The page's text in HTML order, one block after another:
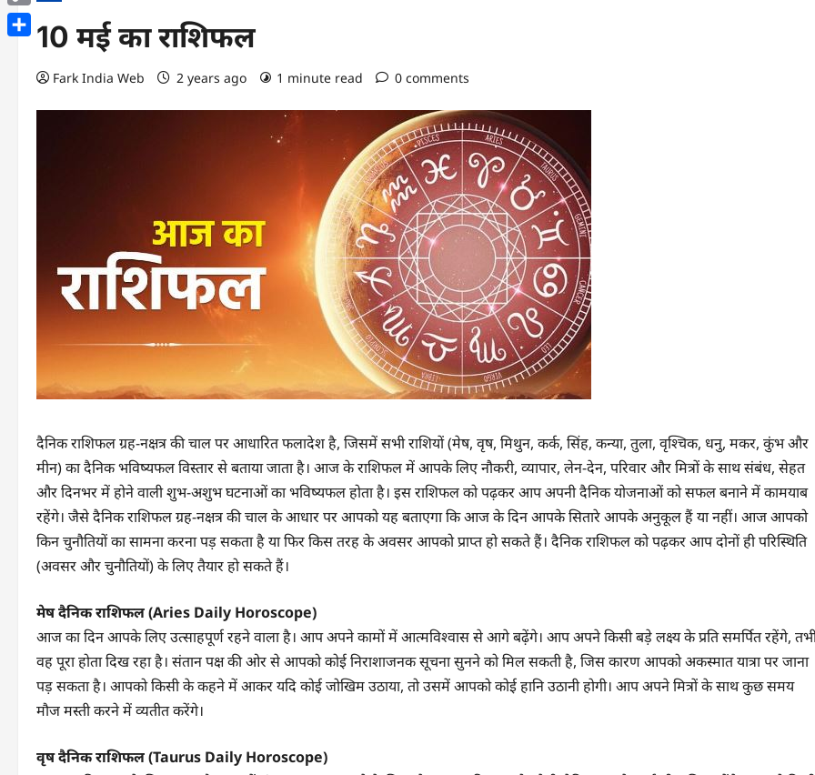
10 मई का राशिफल
Fark India Web 2 years ago 1 minute read 0 comments
दैनिक राशिफल ग्रह-नक्षत्र की चाल पर आधारित फलादेश है, जिसमें सभी राशियों (मेष, वृष, मिथुन, कर्क, सिंह, कन्या, तुला, वृश्चिक, धनु, मकर, कुंभ और
मीन) का दैनिक भविष्यफल विस्तार से बताया जाता है। आज के राशिफल में आपके लिए नौकरी, व्यापार, लेन-देन, परिवार और मित्रों के साथ संबंध, सेहत
और दिनभर में होने वाली शुभ-अशुभ घटनाओं का भविष्यफल होता है। इस राशिफल को पढ़कर आप अपनी दैनिक योजनाओं को सफल बनाने में कामयाब
रहेंगे। जैसे दैनिक राशिफल ग्रह-नक्षत्र की चाल के आधार पर आपको यह बताएगा कि आज के दिन आपके सितारे आपके अनुकूल हैं या नहीं। आज आपको
किन चुनौतियों का सामना करना पड़ सकता है या फिर किस तरह के अवसर आपको प्राप्त हो सकते हैं। दैनिक राशिफल को पढ़कर आप दोनों ही परिस्थिति
(अवसर और चुनौतियों) के लिए तैयार हो सकते हैं।
मेष दैनिक राशिफल (Aries Daily Horoscope)
आज का दिन आपके लिए उत्साहपूर्ण रहने वाला है। आप अपने कामों में आत्मविश्वास से आगे बढ़ेंगे। आप अपने किसी बड़े लक्ष्य के प्रति समर्पित रहेंगे,
वह पूरा होता दिख रहा है। संतान पक्ष की ओर से आपको कोई निराशाजनक सूचना सुनने को मिल सकती है, जिस कारण आपको अकस्मात यात्रा पर जाना
पड़ सकता है। आपको किसी के कहने में आकर यदि कोई जोखिम उठाया, तो उसमें आपको कोई हानि उठानी होगी। आप अपने मित्रों के साथ कुछ समय
मौज मस्ती करने में व्यतीत करेंगे।
वृष दैनिक राशिफल (Taurus Daily Horoscope)
Copy
Link